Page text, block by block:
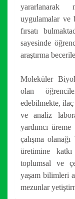
yararlanarak
uygulamalar ve
fırsatı
sayesinde
araştırma
Moleküler
olan
edebilmekte,
ve analiz
yardımcı
çalışma
üretimine
toplumsal ve
yaşam bilimleri
mezunlar